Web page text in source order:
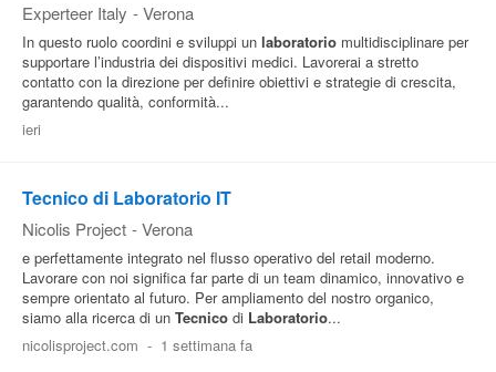
Experteer Italy - Verona
In questo ruolo coordini e sviluppi un laboratorio multidisciplinare per
supportare l’industria dei dispositivi medici. Lavorerai a stretto
contatto con la direzione per definire obiettivi e strategie di crescita,
garantendo qualità, conformità...
ieri
Tecnico di Laboratorio IT
Nicolis Project - Verona
e perfettamente integrato nel flusso operativo del retail moderno.
Lavorare con noi significa far parte di un team dinamico, innovativo e
sempre orientato al futuro. Per ampliamento del nostro organico,
siamo alla ricerca di un Tecnico di Laboratorio...
nicolisproject.com - 1 settimana fa